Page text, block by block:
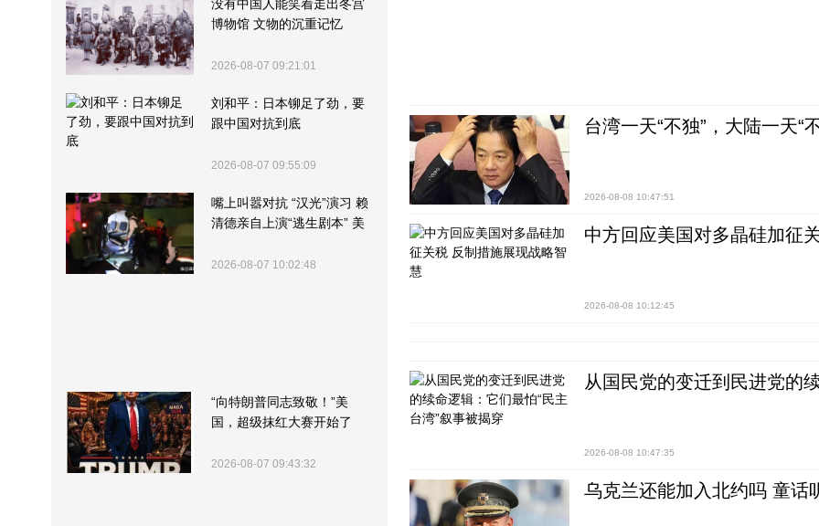
没有中国人能笑着走出冬宫
博物馆 文物的沉重记忆
2026-08-07 09:21:01
刘和平：日本铆足了劲，要
跟中国对抗到底
2026-08-07 09:55:09
嘴上叫嚣对抗 “汉光”演习 赖
清德亲自上演“逃生剧本” 美
2026-08-07 10:02:48
“向特朗普同志致敬！”美
国，超级抹红大赛开始了
2026-08-07 09:43:32
台湾一天“不独”，大陆一天“
2026-08-08 10:47:51
中方回应美国对多晶硅加征
2026-08-08 10:12:45
从国民党的变迁到民进党的
2026-08-08 10:47:35
乌克兰还能加入北约吗 童话